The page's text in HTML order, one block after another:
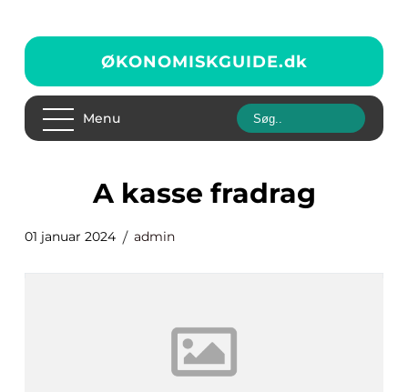
ØKONOMISKGUIDE.dk
Menu
a kasse fradrag
01 januar 2024 admin